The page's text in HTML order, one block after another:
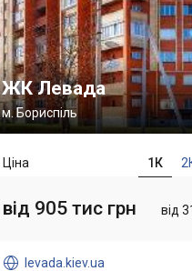
ЖК Левада
м. Бориспіль
1К
Ціна
від
від 905 тис грн
 levada.kiev.ua